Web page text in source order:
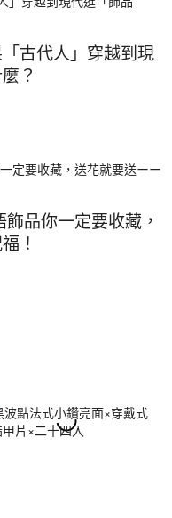
古代人」穿越到現
？
品你一定要收藏，
！